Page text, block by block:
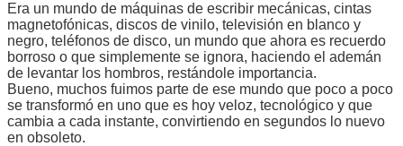
Era un mundo de máquinas de escribir mecánicas, cintas
magnetofónicas, discos de vinilo, televisión en blanco y
negro, teléfonos de disco, un mundo que ahora es recuerdo
borroso o que simplemente se ignora, haciendo el ademán
de levantar los hombros, restándole importancia.
Bueno, muchos fuimos parte de ese mundo que poco a poco
se transformó en uno que es hoy veloz, tecnológico y que
cambia a cada instante, convirtiendo en segundos lo nuevo
en obsoleto.